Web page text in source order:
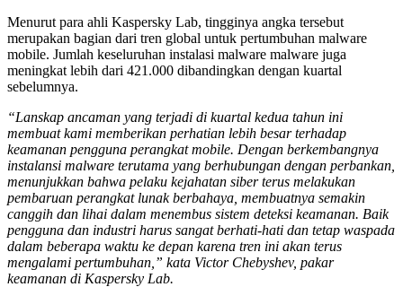
Menurut para ahli Kaspersky Lab, tingginya angka tersebut
merupakan bagian dari tren global untuk pertumbuhan malware
mobile. Jumlah keseluruhan instalasi malware malware juga
meningkat lebih dari 421.000 dibandingkan dengan kuartal
sebelumnya.
“Lanskap ancaman yang terjadi di kuartal kedua tahun ini
membuat kami memberikan perhatian lebih besar terhadap
keamanan pengguna perangkat mobile. Dengan berkembangnya
instalansi malware terutama yang berhubungan dengan perbankan,
menunjukkan bahwa pelaku kejahatan siber terus melakukan
pembaruan perangkat lunak berbahaya, membuatnya semakin
canggih dan lihai dalam menembus sistem deteksi keamanan. Baik
pengguna dan industri harus sangat berhati-hati dan tetap waspada
dalam beberapa waktu ke depan karena tren ini akan terus
mengalami pertumbuhan,” kata Victor Chebyshev, pakar
keamanan di Kaspersky Lab.